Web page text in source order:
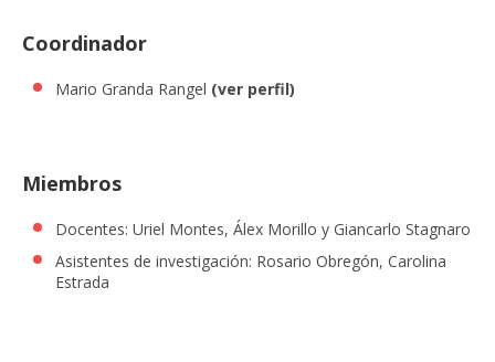
Coordinador
Mario Granda Rangel (ver perfil)
Miembros
Docentes: Uriel Montes, Álex Morillo y Giancarlo Stagnaro
Asistentes de investigación: Rosario Obregón, Carolina
Estrada